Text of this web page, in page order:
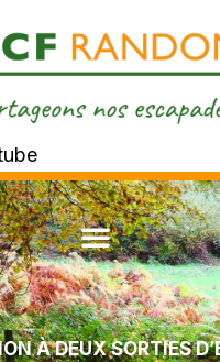
À DEUX SORTIES